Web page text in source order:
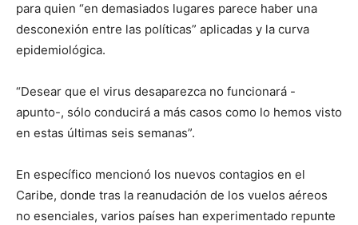
para quien “en demasiados lugares parece haber una
desconexión entre las políticas” aplicadas y la curva
epidemiológica.
“Desear que el virus desaparezca no funcionará -
apunto-, sólo conducirá a más casos como lo hemos visto
en estas últimas seis semanas”.
En específico mencionó los nuevos contagios en el
Caribe, donde tras la reanudación de los vuelos aéreos
no esenciales, varios países han experimentado repunte